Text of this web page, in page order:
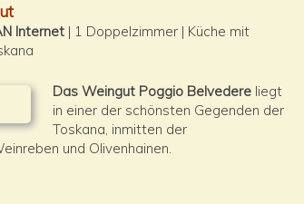
Internet | 1 Doppelzimmer | Küche mit
Das Weingut Poggio Belvedere liegt
in einer der schönsten Gegenden der
Toskana, inmitten der
und Olivenhainen.